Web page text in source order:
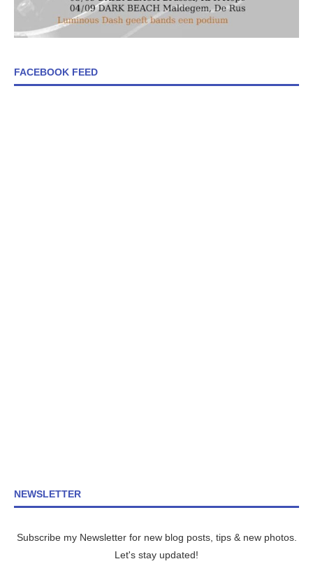
FACEBOOK FEED
NEWSLETTER
Subscribe my Newsletter for new blog posts, tips & new photos.
Let's stay updated!